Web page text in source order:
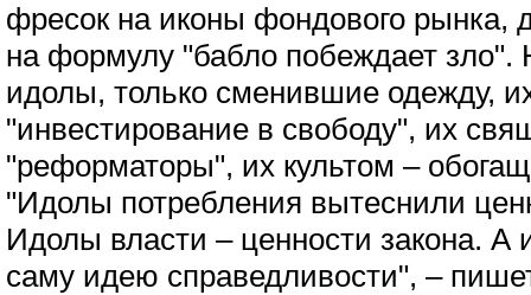
фресок на иконы фондового рынка,
на формулу "бабло побеждает зло".
идолы, только сменившие одежду,
"инвестирование в свободу", их
"реформаторы", их культом –
"Идолы потребления вытеснили
Идолы власти – ценности закона. А
саму идею справедливости", –